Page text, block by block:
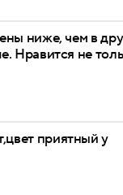
ниже, чем в
Нравится не
приятный у